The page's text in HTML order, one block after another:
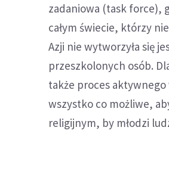
zadaniowa (task force),
całym świecie, którzy
Azji nie wytworzyła się
przeszkolonych osób.
także proces
wszystko co możliwe,
religijnym, by młodzi